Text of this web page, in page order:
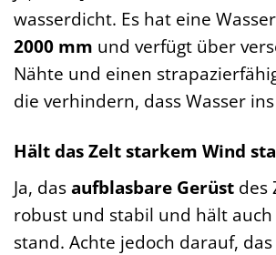
wasserdicht. Es hat eine
2000 mm und verfügt über
Nähte und einen
die verhindern, dass Wasser
Hält das Zelt starkem Wind
Ja, dasaufblasbare Gerüst des
robust und stabil und hält
stand. Achte jedoch darauf,